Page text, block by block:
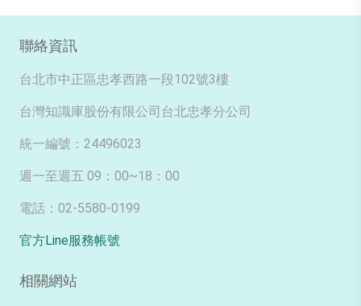
聯絡資訊
台北市中正區忠孝西路一段102號3樓
台灣知識庫股份有限公司台北忠孝分公司
統一編號：24496023
週一至週五 09：00~18：00
電話：02-5580-0199
官方Line服務帳號
相關網站